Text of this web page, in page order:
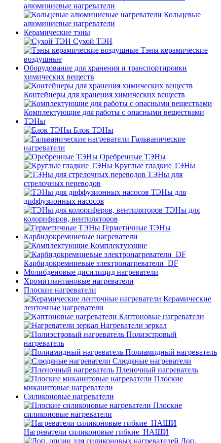
алюминиевые нагреватели
Кольцевые
алюминиевые нагреватели
Керамические тэны
Сухой ТЭН
Тэны керамические
воздушные
Оборудование для хранения и транспортировки
химических веществ
Контейнеры для хранения химических веществ
Комплектующие для работы с опасными веществами
ТЭНы
Блок ТЭНы
Гальванические
нагреватели
Оребренные ТЭНы
Круглые гладкие ТЭНы
ТЭНы для
стрелочных переводов
ТЭНы для
диффузионных насосов
ТЭНы для
колориферов, вентиляторов
Герметичные ТЭНы
Карбидокремниевые нагреватели
Комплектующие
Карбидокремниевые электронагреватели_DF
Молибденовые дисилицид нагреватели
Хромитлантановые нагреватели
Плоские нагреватели
Керамические
ленточные нагреватели
Каптоновые нагреватели
Нагреватели зеркал
Полиэстровый
нагреватель
Полиамидный нагреватель
Слюдяные нагреватели
Пленочный нагреватель
Плоские
миканитовые нагреватели
Силиконовые нагреватели
Плоские
силиконовые нагреватели
Нагреватели силиконовые гибкие_НАШИ
Доп.